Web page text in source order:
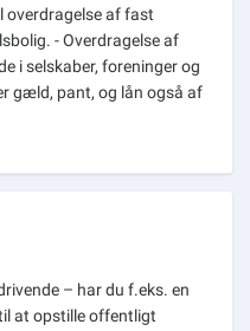
overdragelse af fast
- Overdragelse af
i selskaber, foreninger og
gæld, pant, og lån også af
– har du f.eks. en
at opstille offentligt